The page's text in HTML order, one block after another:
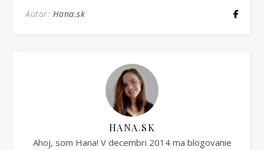
Autor: Hana.sk
HANA.SK
Ahoj, som Hana! V decembri 2014 ma blogovanie